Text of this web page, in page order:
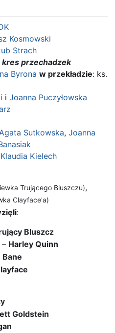
Kosmowski
Strach
kres przechadzek
Byrona w przekładzie: ks.
i Joanna Puczyłowska
Agata Sutkowska, Joanna
Klaudia Kielech
Trującego Bluszczu),
Clayface'a)
:
Bluszcz
– Harley Quinn
Bane
Goldstein